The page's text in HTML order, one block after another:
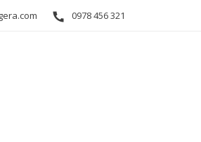
0978 456 321